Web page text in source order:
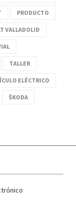
PRODUCTO
VALLADOLID
TALLER
ELÉCTRICO
ŠKODA